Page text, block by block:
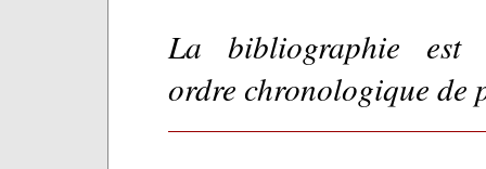
La bibliographie est
ordre chronologique de